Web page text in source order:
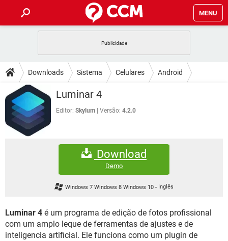
MENU
CELULAR FACEBOOK
OUTLOOK
INSTAGRAM GMAIL
GUIA DE COMPRAS
DICAS
JOGOS WHATSAPP
CELULAR
OUTLOOK
INSTAGRAM
DOWNLOADS
JOGOS WHATSAPP
CELULAR
EXCEL
GMAIL
FÓRUM
JOGOS
FACEBOOK
EXCEL
GMAIL
WHATSAPP
INSTAGRAM GMAIL
GUIA DE COMPRAS
Downloads Sistema Celulares Android
Luminar 4
Editor: Skylum Versão: 4.2.0
Download
Demo
Windows 7 Windows 8 Windows 10 - Inglês
Luminar 4 é um programa de edição de fotos profissional
com um amplo leque de ferramentas de ajustes e de
inteligencia artificial. Ele funciona como um plugin de